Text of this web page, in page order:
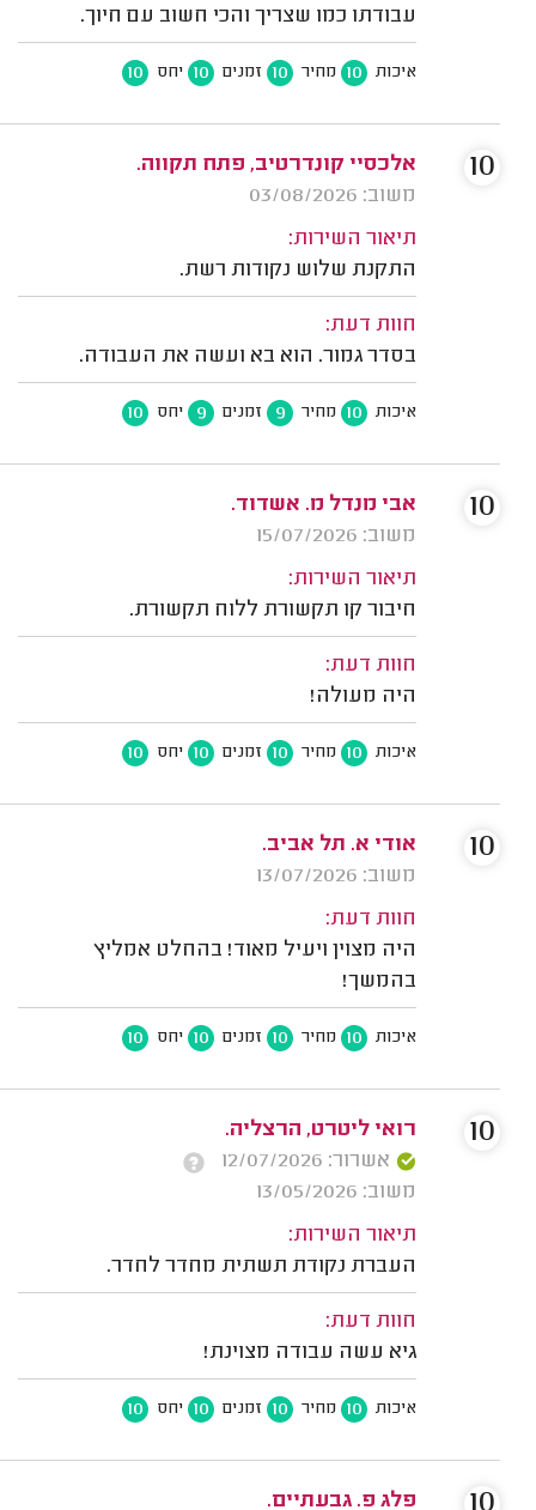
עבודתו כמו שצריך והכי חשוב עם חיוך.
איכות 10 מחיר 10 זמנים 10 יחס 10
אלכסיי קונדרטיב, פתח תקווה.
משוב: 03/08/2026
תיאור השירות:
התקנת שלוש נקודות רשת.
חוות דעת:
בסדר גמור. הוא בא ועשה את העבודה.
איכות 10 מחיר 9 זמנים 9 יחס 10
10
אבי מנדל מ. אשדוד.
משוב: 15/07/2026
תיאור השירות:
חיבור קו תקשורת ללוח תקשורת.
חוות דעת:
היה מעולה!
איכות 10 מחיר 10 זמנים 10 יחס 10
10
אודי א. תל אביב.
משוב: 13/07/2026
חוות דעת:
היה מצוין ויעיל מאוד! בהחלט אמליץ
בהמשך!
איכות 10 מחיר 10 זמנים 10 יחס 10
10
רואי ליטרט, הרצליה.
אשרור: 12/07/2026
משוב: 13/05/2026
תיאור השירות:
העברת נקודת תשתית מחדר לחדר.
חוות דעת:
גיא עשה עבודה מצוינת!
איכות 10 מחיר 10 זמנים 10 יחס 10
10
פלג פ. גבעתיים.